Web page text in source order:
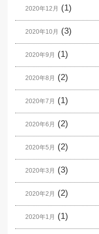
2020年12月 (1)
2020年10月 (3)
2020年9月 (1)
2020年8月 (2)
2020年7月 (1)
2020年6月 (2)
2020年5月 (2)
2020年3月 (3)
2020年2月 (2)
2020年1月 (1)